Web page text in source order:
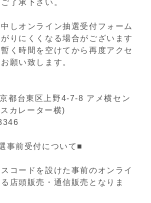
了承下さい。
しオンライン抽選受付フォーム
りにくくなる場合がございます
く時間を空けてから再度アクセ
願い致します。
都台東区上野4-7-8 アメ横セン
カレーター横)
事前受付について■
コードを設けた事前のオンライ
店頭販売・通信販売となりま